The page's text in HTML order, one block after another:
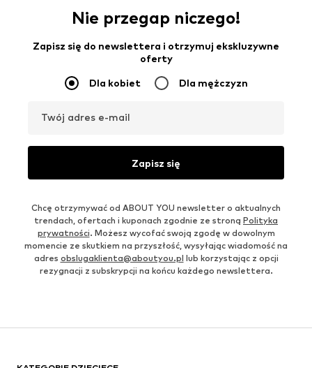
Nie przegap niczego!
Zapisz się do newslettera i otrzymuj ekskluzywne
oferty
Dla kobiet Dla mężczyzn
Twój adres e-mail
Zapisz się
Chcę otrzymywać od ABOUT YOU newsletter o aktualnych
trendach, ofertach i kuponach zgodnie ze stroną Polityka
prywatności. Możesz wycofać swoją zgodę w dowolnym
momencie ze skutkiem na przyszłość, wysyłając wiadomość na
adres obslugaklienta@aboutyou.pl lub korzystając z opcji
rezygnacji z subskrypcji na końcu każdego newslettera.